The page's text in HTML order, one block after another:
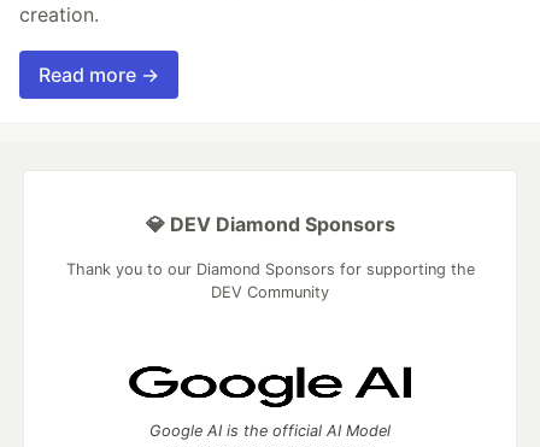
creation.
Read more →
💎 DEV Diamond Sponsors
Thank you to our Diamond Sponsors for supporting the
DEV Community
Google AI is the official AI Model